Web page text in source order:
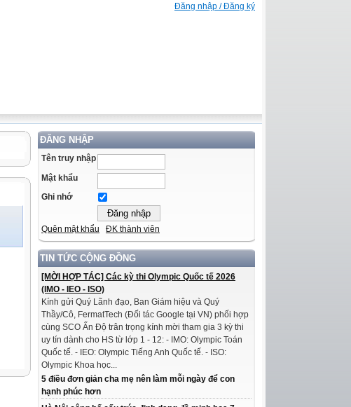
Đăng nhập / Đăng ký
ĐĂNG NHẬP
Tên truy nhập
Mật khẩu
Ghi nhớ
Quên mật khẩu ĐK thành viên
TIN TỨC CỘNG ĐỒNG
[MỜI HỢP TÁC] Các kỳ thi Olympic Quốc tế 2026
(IMO - IEO - ISO)
Kính gửi Quý Lãnh đạo, Ban Giám hiệu và Quý
Thầy/Cô, FermatTech (Đối tác Google tại VN) phối hợp
cùng SCO Ấn Độ trân trọng kính mời tham gia 3 kỳ thi
uy tín dành cho HS từ lớp 1 - 12: - IMO: Olympic Toán
Quốc tế. - IEO: Olympic Tiếng Anh Quốc tế. - ISO:
Olympic Khoa học...
5 điều đơn giản cha mẹ nên làm mỗi ngày để con
hạnh phúc hơn